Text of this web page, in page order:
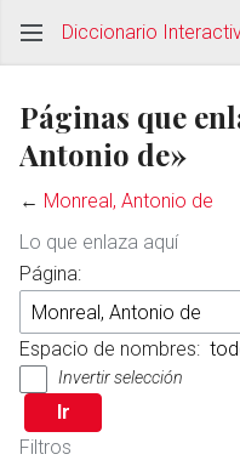
Diccionario
Páginas que
Antonio de»
← Monreal, Antonio de
Lo que enlaza aquí
Página:
Espacio de nombres:
Invertir selección
Filtros